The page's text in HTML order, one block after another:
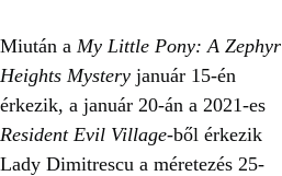
Miután a My Little Pony: A Zephyr
Heights Mystery január 15-én
érkezik, a január 20-án a 2021-es
Resident Evil Village-ből érkezik
Lady Dimitrescu a méretezés 25-